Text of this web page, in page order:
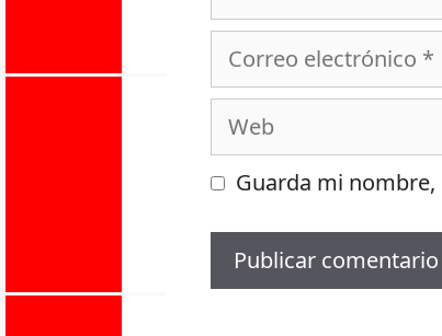
Correo
Web
Guarda mi